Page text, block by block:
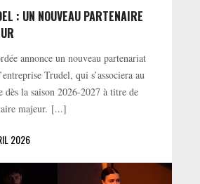
: UN NOUVEAU PARTENAIRE
annonce un nouveau partenariat
Trudel, qui s’associera au
dès la saison 2026-2027 à titre de
majeur. [...]
2026